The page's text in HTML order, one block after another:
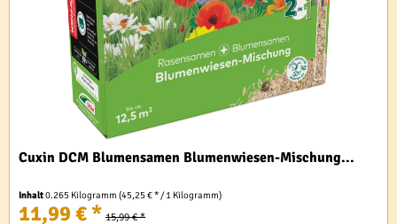
Cuxin DCM Blumensamen Blumenwiesen-Mischung...
Inhalt0.265 Kilogramm(45,25 € * / 1 Kilogramm)
11,99 € * 15,99 € *